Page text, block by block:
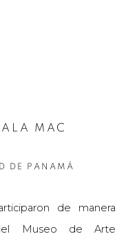
MAC
DE PANAMÁ
de manera
Museo de Arte